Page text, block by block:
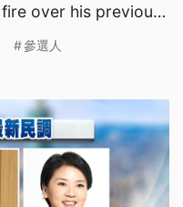
over his previous
參選人